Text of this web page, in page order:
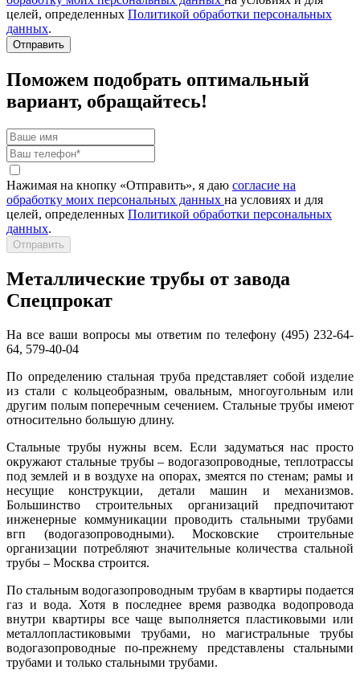
целей, определенных Политикой обработки персональных
данных.
Отправить
Поможем подобрать оптимальный
вариант, обращайтесь!
Нажимая на кнопку «Отправить», я даю согласие на
обработку моих персональных данных на условиях и для
целей, определенных Политикой обработки персональных
данных.
Отправить
Металлические трубы от завода
Спецпрокат
На все ваши вопросы мы ответим по телефону (495) 232-64-
64, 579-40-04
По определению стальная труба представляет собой изделие
из стали с кольцеобразным, овальным, многоугольным или
другим полым поперечным сечением. Стальные трубы имеют
относительно большую длину.
Стальные трубы нужны всем. Если задуматься нас просто
окружают стальные трубы – водогазопроводные, теплотрассы
под землей и в воздухе на опорах, змеятся по стенам; рамы и
несущие конструкции, детали машин и механизмов.
Большинство строительных организаций предпочитают
инженерные коммуникации проводить стальными трубами
вгп (водогазопроводными). Московские строительные
организации потребляют значительные количества стальной
трубы – Москва строится.
По стальным водогазопроводным трубам в квартиры подается
газ и вода. Хотя в последнее время разводка водопровода
внутри квартиры все чаще выполняется пластиковыми или
металлопластиковыми трубами, но магистральные трубы
водогазопроводные по-прежнему представлены стальными
трубами и только стальными трубами.